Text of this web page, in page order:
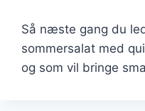
Så næste gang du
sommersalat med
og som vil bringe